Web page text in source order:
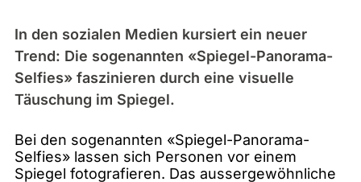
In den sozialen Medien kursiert ein neuer
Trend: Die sogenannten «Spiegel-Panorama-
Selfies» faszinieren durch eine visuelle
Täuschung im Spiegel.
Bei den sogenannten «Spiegel-Panorama-
Selfies» lassen sich Personen vor einem
Spiegel fotografieren. Das aussergewöhnliche